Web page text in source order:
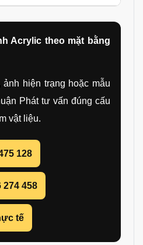
Acrylic theo mặt bằng
hiện trạng hoặc mẫu
Phát tư vấn đúng cấu
vật liệu.
128
274 458
tế